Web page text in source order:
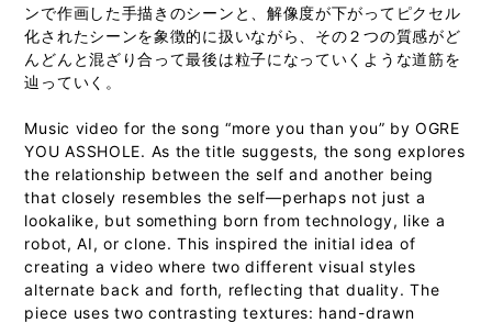
ンで作画した手描きのシーンと、解像度が下がってピクセル
化されたシーンを象徴的に扱いながら、その２つの質感がど
んどんと混ざり合って最後は粒子になっていくような道筋を
辿っていく。
Music video for the song “more you than you” by OGRE
YOU ASSHOLE. As the title suggests, the song explores
the relationship between the self and another being
that closely resembles the self—perhaps not just a
lookalike, but something born from technology, like a
robot, AI, or clone. This inspired the initial idea of
creating a video where two different visual styles
alternate back and forth, reflecting that duality. The
piece uses two contrasting textures: hand-drawn